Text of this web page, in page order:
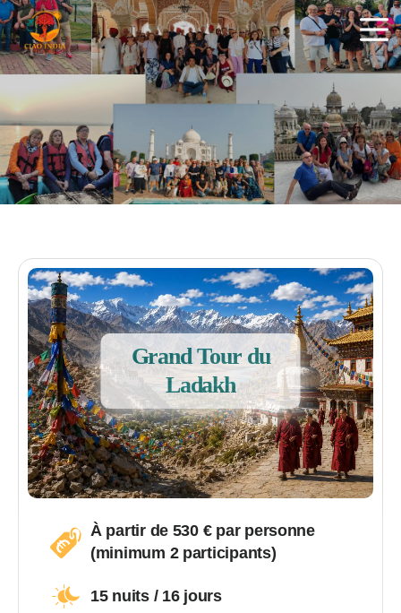
ciaoindiatours
Grand Tour du
Ladakh
À partir de 530€ par personne
(minimum 2 participants)
15 nuits / 16 jours